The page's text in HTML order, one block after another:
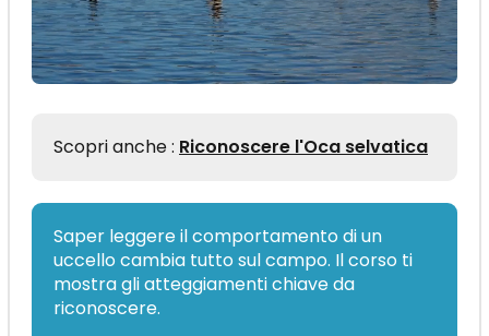
Scopri anche : Riconoscere l'Oca selvatica
Saper leggere il comportamento di un
uccello cambia tutto sul campo. Il corso ti
mostra gli atteggiamenti chiave da
riconoscere.